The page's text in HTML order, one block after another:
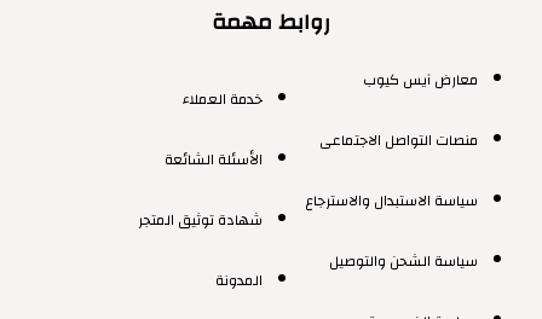
روابط مهمة
معارض آيس كيوب
منصات التواصل الاجتماعى
سياسة الاستبدال والاسترجاع
سياسة الشحن والتوصيل
خدمة العملاء
الأسئلة الشائعة
شهادة توثيق المتجر
المدونة